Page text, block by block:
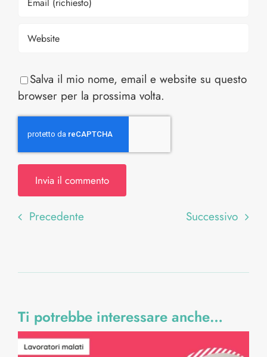
Salva il mio nome, email e website su questo
browser per la prossima volta.
Precedente Successivo
Ti potrebbe interessare anche…